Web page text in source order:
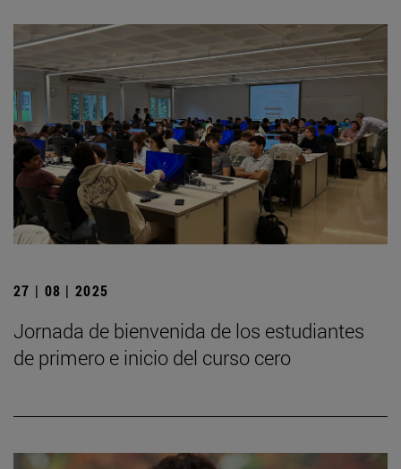
27 | 08 | 2025
Jornada de bienvenida de los estudiantes
de primero e inicio del curso cero